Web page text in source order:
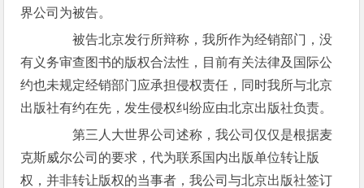
界公司为被告。
被告北京发行所辩称，我所作为经销部门，没
有义务审查图书的版权合法性，目前有关法律及国际公
约也未规定经销部门应承担侵权责任，同时我所与北京
出版社有约在先，发生侵权纠纷应由北京出版社负责。
第三人大世界公司述称，我公司仅仅是根据麦
克斯威尔公司的要求，代为联系国内出版单位转让版
权，并非转让版权的当事者，我公司与北京出版社签订